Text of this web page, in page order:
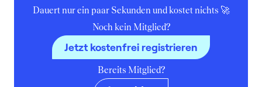
4
MHP Management- und IT Beratung
Dauert nur ein paar Sekunden und kostet nichts 🚀
Noch kein Mitglied?
Jetzt kostenfrei registrieren
Bereits Mitglied?